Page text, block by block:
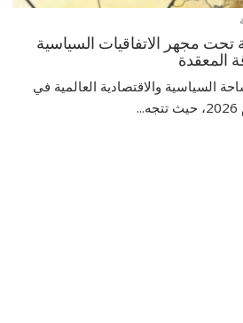
تحت مجهر الاتفاقيات السياسية
المعقدة
السياسية والاقتصادية العالمية في